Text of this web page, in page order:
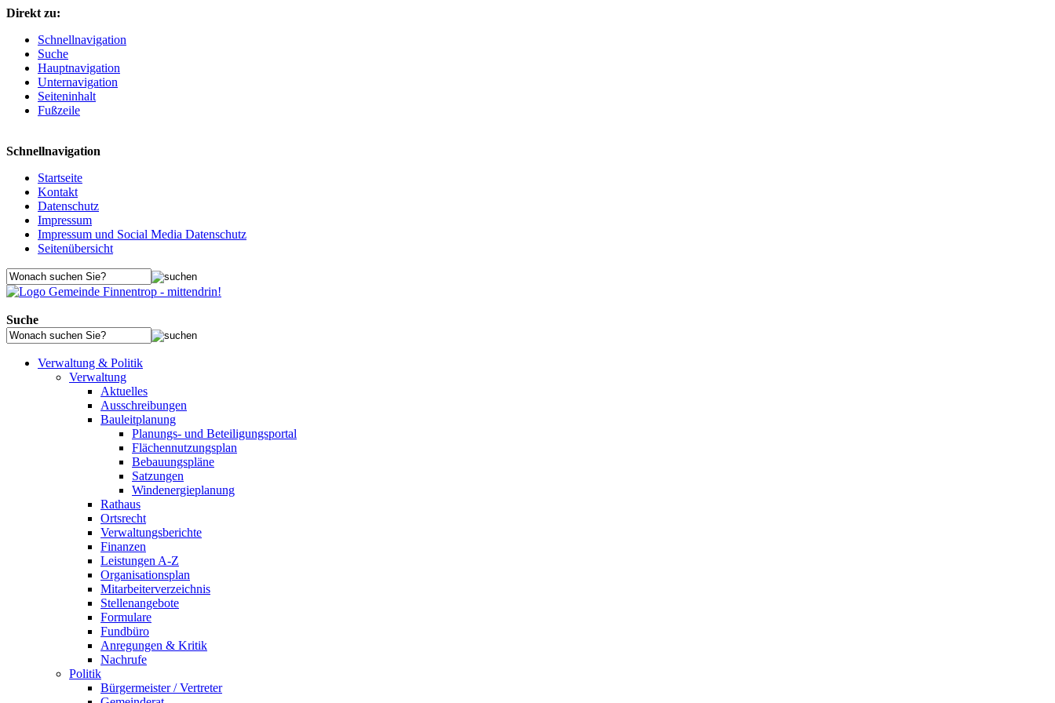
Direkt zu:
Schnellnavigation
Suche
Hauptnavigation
Unternavigation
Seiteninhalt
Fußzeile
Schnellnavigation
Startseite
Kontakt
Datenschutz
Impressum
Impressum und Social Media Datenschutz
Seitenübersicht
Suche
Verwaltung & Politik
Verwaltung
Aktuelles
Ausschreibungen
Bauleitplanung
Planungs- und Beteiligungsportal
Flächennutzungsplan
Bebauungspläne
Satzungen
Windenergieplanung
Rathaus
Ortsrecht
Verwaltungsberichte
Finanzen
Leistungen A-Z
Organisationsplan
Mitarbeiterverzeichnis
Stellenangebote
Formulare
Fundbüro
Anregungen & Kritik
Nachrufe
Politik
Bürgermeister / Vertreter